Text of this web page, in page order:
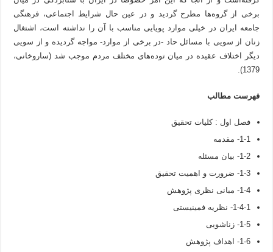
برخی از گروه‌ها مطرح گردید و در عین حال شرایط اجتماعی، فرهنگی
جامعه ایران در خیلی موارد پویایی مناسب با آن را نداشته است، اشتغال
زنان از سویی با مسائل حاد -در برخی از موارد- مواجه گردیده و از سویی
دیگر اختلاف عقیده در میان توده‌های مختلف مردم موجب شد (ساروخانی،
1379).
فهرست مطالب
فصل اول : کلیات تحقیق
1-1- مقدمه
1-2- بیان مسئله
1-3- ضرورت و اهمیت تحقیق
1-4- مبانی نظری پژوهش
1-4-1- نظریه فمینیستی
1-5- زناشویی
1-6- اهداف پژوهش